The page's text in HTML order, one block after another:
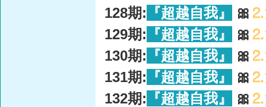
128期: 『超越自我』 🎀 ⒉
129期: 『超越自我』 🎀 ⒉
130期: 『超越自我』 🎀 ⒉
131期: 『超越自我』 🎀 ⒉
132期: 『超越自我』 🎀 ⒉